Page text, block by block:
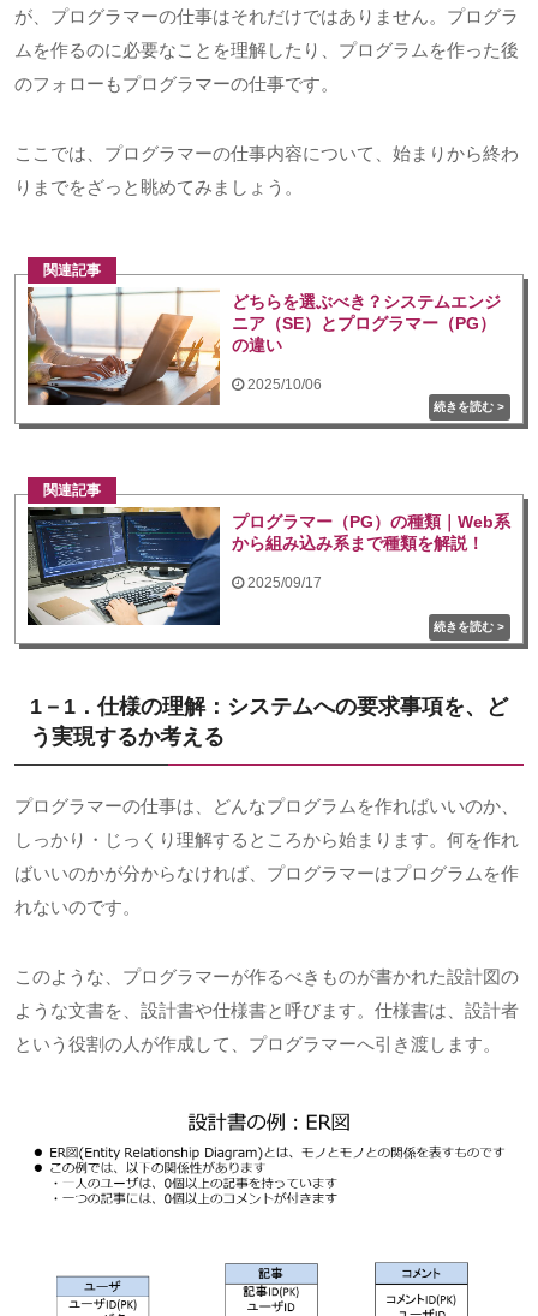
が、プログラマーの仕事はそれだけではありません。プログラ
ムを作るのに必要なことを理解したり、プログラムを作った後
のフォローもプログラマーの仕事です。
ここでは、プログラマーの仕事内容について、始まりから終わ
りまでをざっと眺めてみましょう。
関連記事
どちらを選ぶべき？システムエンジ
ニア（SE）とプログラマー（PG）
の違い
2025/10/06
関連記事
プログラマー（PG）の種類｜Web系
から組み込み系まで種類を解説！
2025/09/17
1－1．仕様の理解：システムへの要求事項を、ど
う実現するか考える
プログラマーの仕事は、どんなプログラムを作ればいいのか、
しっかり・じっくり理解するところから始まります。何を作れ
ばいいのかが分からなければ、プログラマーはプログラムを作
れないのです。
このような、プログラマーが作るべきものが書かれた設計図の
ような文書を、設計書や仕様書と呼びます。仕様書は、設計者
という役割の人が作成して、プログラマーへ引き渡します。